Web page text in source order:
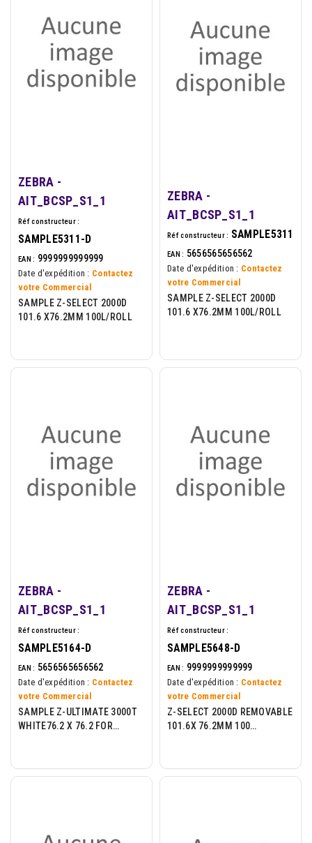
ZEBRA -
AIT_BCSP_S1_1
Réf constructeur :
SAMPLE5311-D
EAN : 9999999999999
Date d'expédition : Contactez
votre Commercial
SAMPLE Z-SELECT 2000D
101.6 X76.2MM 100L/ROLL
ZEBRA -
AIT_BCSP_S1_1
Réf constructeur : SAMPLE5311
EAN : 5656565656562
Date d'expédition : Contactez
votre Commercial
SAMPLE Z-SELECT 2000D
101.6 X76.2MM 100L/ROLL
ZEBRA -
AIT_BCSP_S1_1
Réf constructeur :
SAMPLE5164-D
EAN : 5656565656562
Date d'expédition : Contactez
votre Commercial
SAMPLE Z-ULTIMATE 3000T
WHITE76.2 X 76.2 FOR
ZEBRA -
AIT_BCSP_S1_1
Réf constructeur :
SAMPLE5648-D
EAN : 9999999999999
Date d'expédition : Contactez
votre Commercial
Z-SELECT 2000D REMOVABLE
101.6X 76.2MM 100